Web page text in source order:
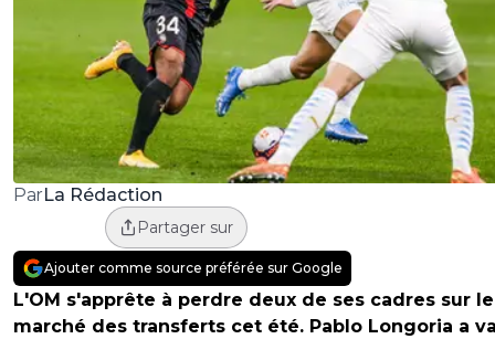
ParLa Rédaction
Partager sur
Ajouter comme source préférée sur Google
L'OM s'apprête à perdre deux de ses cadres sur le
marché des transferts cet été. Pablo Longoria a